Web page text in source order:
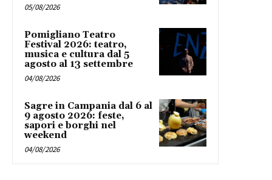
05/08/2026
Pomigliano Teatro
Festival 2026: teatro,
musica e cultura dal 5
agosto al 13 settembre
04/08/2026
Sagre in Campania dal 6 al
9 agosto 2026: feste,
sapori e borghi nel
weekend
04/08/2026